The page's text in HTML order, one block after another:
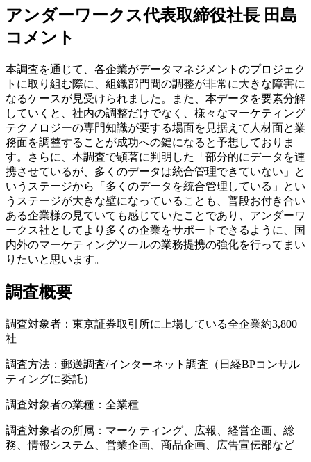
アンダーワークス代表取締役社長 田島
コメント
本調査を通じて、各企業がデータマネジメントのプロジェク
トに取り組む際に、組織部門間の調整が非常に大きな障害に
なるケースが見受けられました。また、本データを要素分解
していくと、社内の調整だけでなく、様々なマーケティング
テクノロジーの専門知識が要する場面を見据えて人材面と業
務面を調整することが成功への鍵になると予想しておりま
す。さらに、本調査で顕著に判明した「部分的にデータを連
携させているが、多くのデータは統合管理できていない」と
いうステージから「多くのデータを統合管理している」とい
うステージが大きな壁になっていることも、普段お付き合い
ある企業様の見ていても感じていたことであり、アンダーワ
ークス社としてより多くの企業をサポートできるように、国
内外のマーケティングツールの業務提携の強化を行ってまい
りたいと思います。
調査概要
調査対象者：東京証券取引所に上場している全企業約3,800
社
調査方法：郵送調査/インターネット調査（日経BPコンサル
ティングに委託）
調査対象者の業種：全業種
調査対象者の所属：マーケティング、広報、経営企画、総
務、情報システム、営業企画、商品企画、広告宣伝部など